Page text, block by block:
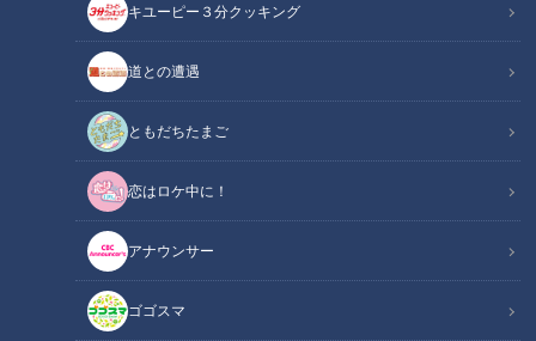
キユーピー３分クッキング
道との遭遇
ともだちたまご
恋はロケ中に！
アナウンサー
ゴゴスマ
鶴瓶のスジナシ
「鶴瓶のスジナシ」動画
【2001年3月2日初回放送】
ゲストは吉本多香美、鶴瓶とは初仕事である。もともと吉本自
身がスジナシの大ファンであり、本人の希望もあって実現した
今回の出演である。今回の設定は「新婦の控え室」。設定通り
吉本が新婦になるのか？それを裏切って別の役柄を選択するの
か？鶴瓶との関係は？などなど注目のスタートとなった。